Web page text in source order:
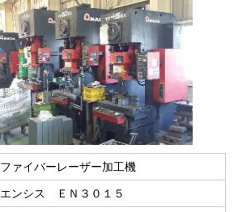
ファイバーレーザー加工機
エンシス ＥＮ３０１５